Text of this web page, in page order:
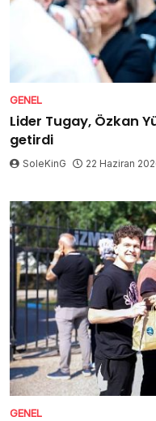
GENEL
Lider Tugay, Özkan
getirdi
SoleKinG 22 Haziran
GENEL